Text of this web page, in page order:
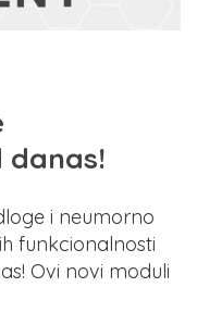
danas!
i neumorno
funkcionalnosti
Ovi novi moduli